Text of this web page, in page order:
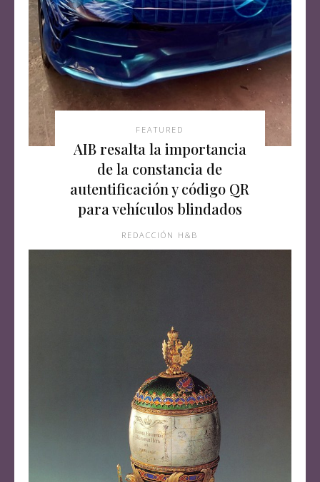
FEATURED
AIB resalta la importancia
de la constancia de
autentificación y código QR
para vehículos blindados
REDACCIÓN H&B